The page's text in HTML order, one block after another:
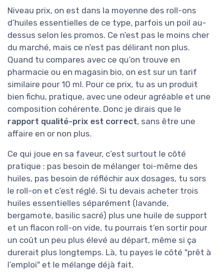
Niveau prix, on est dans la moyenne des roll-ons
d’huiles essentielles de ce type, parfois un poil au-
dessus selon les promos. Ce n’est pas le moins cher
du marché, mais ce n’est pas délirant non plus.
Quand tu compares avec ce qu’on trouve en
pharmacie ou en magasin bio, on est sur un tarif
similaire pour 10 ml. Pour ce prix, tu as un produit
bien fichu, pratique, avec une odeur agréable et une
composition cohérente. Donc je dirais que le
rapport qualité-prix est correct, sans être une
affaire en or non plus.
Ce qui joue en sa faveur, c’est surtout le côté
pratique : pas besoin de mélanger toi-même des
huiles, pas besoin de réfléchir aux dosages, tu sors
le roll-on et c’est réglé. Si tu devais acheter trois
huiles essentielles séparément (lavande,
bergamote, basilic sacré) plus une huile de support
et un flacon roll-on vide, tu pourrais t’en sortir pour
un coût un peu plus élevé au départ, même si ça
durerait plus longtemps. Là, tu payes le côté "prêt à
l’emploi" et le mélange déjà fait.